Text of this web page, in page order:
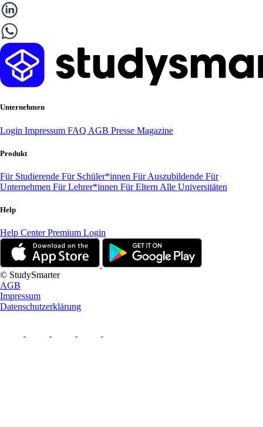
Unternehmen
Login Impressum FAQ AGB Presse Magazine
Produkt
Für Studierende Für Schüler*innen Für Auszubildende Für
Unternehmen Für Lehrer*innen Für Eltern Alle Universitäten
Help
Help CenterPremium Login
© StudySmarter
AGB
Impressum
Datenschutzerklärung